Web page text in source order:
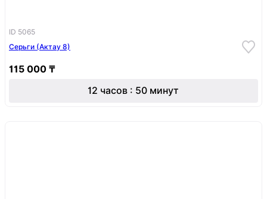
ID 5065
Серьги (Актау 8)
115 000 ₸
12 часов : 50 минут